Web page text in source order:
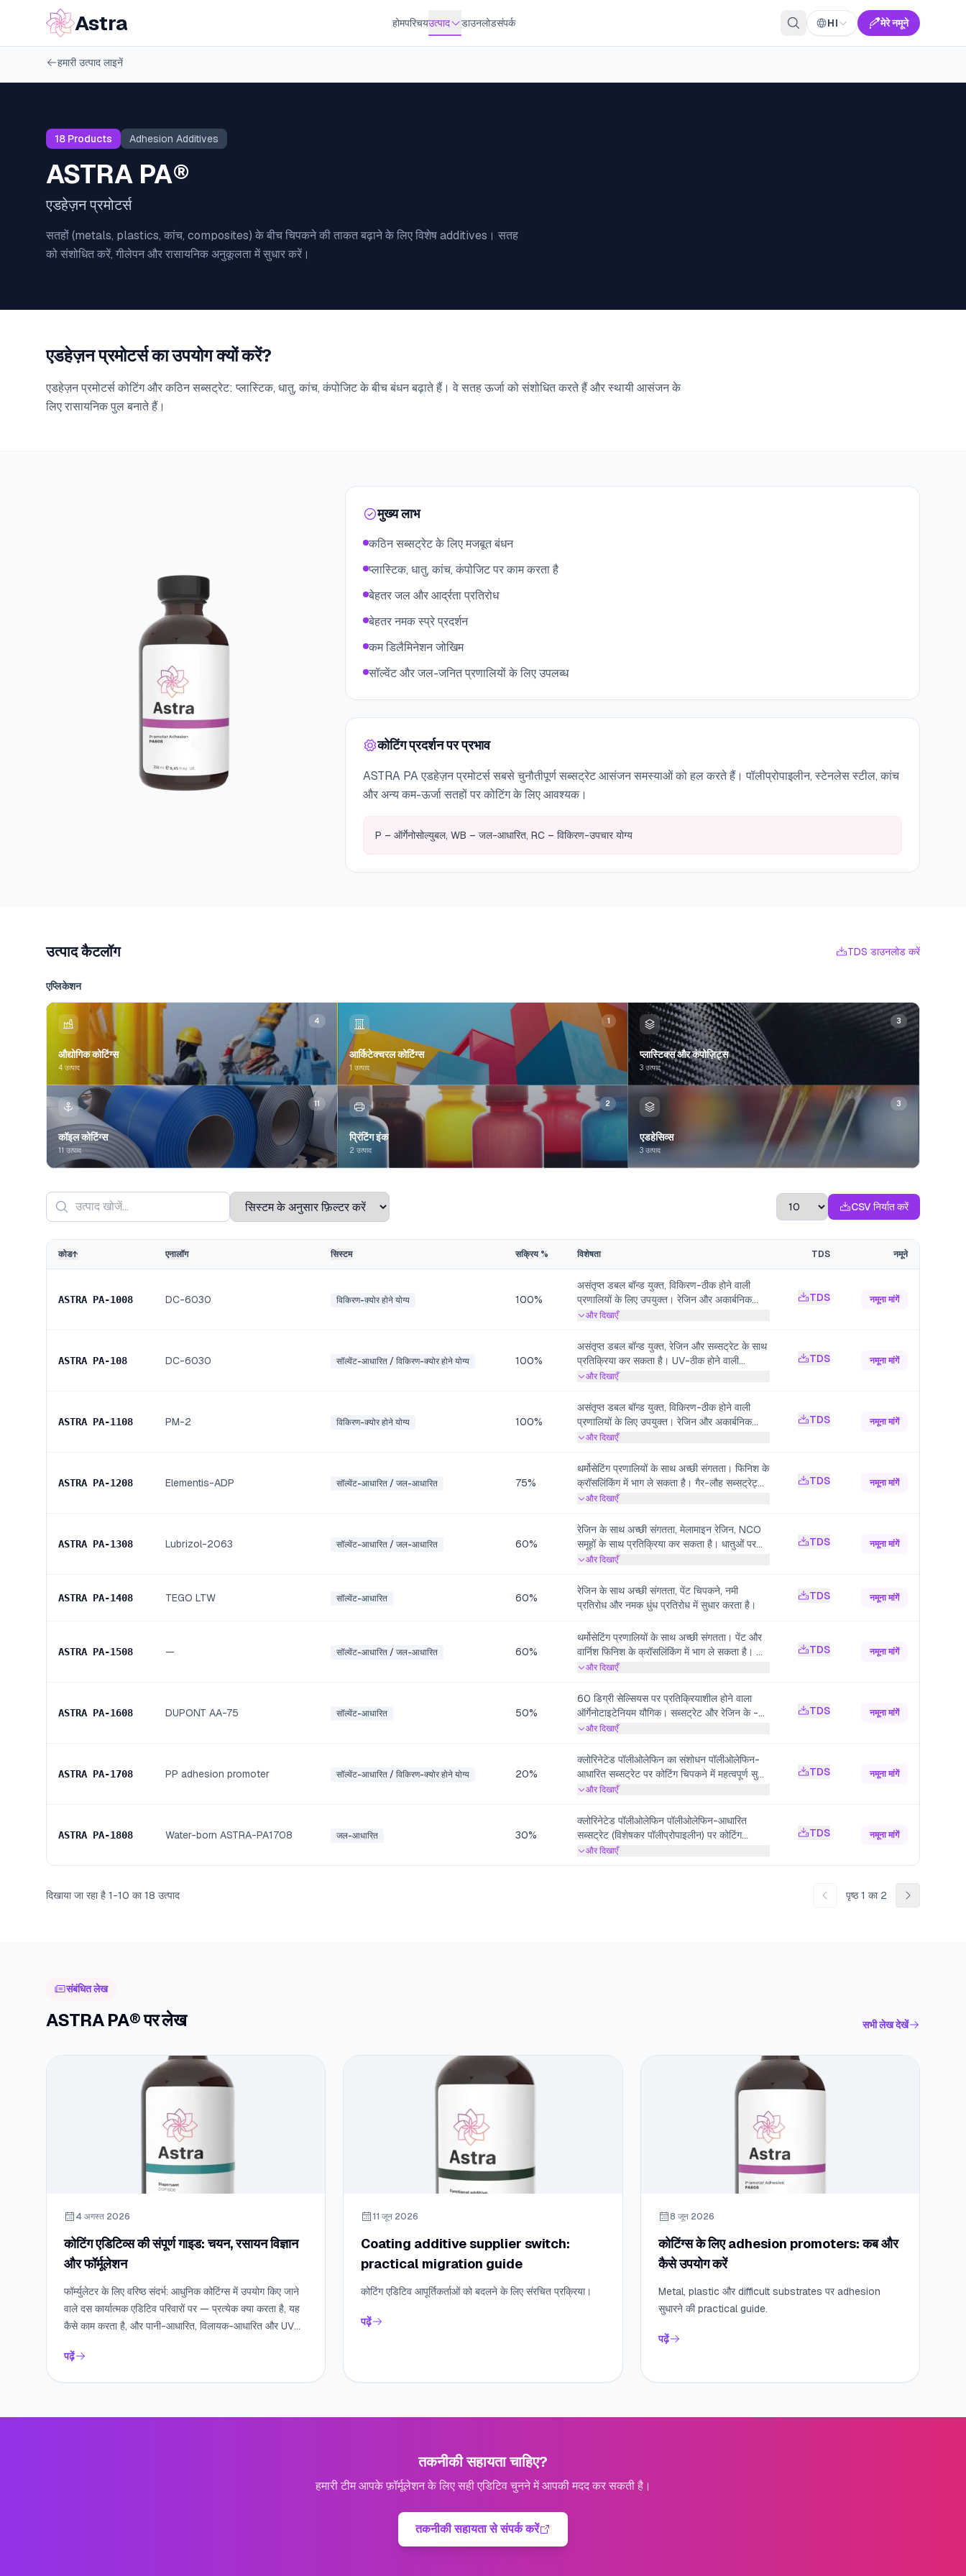
Astra होमपरिचयउत्पाद डाउनलोडसंपर्क HI मेरे नमूने
हमारी उत्पाद लाइनें
18 Products Adhesion Additives
ASTRA PA®
एडहेज़न प्रमोटर्स
सतहों (metals, plastics, कांच, composites) के बीच चिपकने की ताकत बढ़ाने के लिए विशेष additives। सतह
को संशोधित करें, गीलेपन और रासायनिक अनुकूलता में सुधार करें।
एडहेज़न प्रमोटर्स का उपयोग क्यों करें?
एडहेज़न प्रमोटर्स कोटिंग और कठिन सब्सट्रेट: प्लास्टिक, धातु, कांच, कंपोजिट के बीच बंधन बढ़ाते हैं। वे सतह ऊर्जा को संशोधित करते हैं और स्थायी आसंजन के
लिए रासायनिक पुल बनाते हैं।
मुख्य लाभ
कठिन सब्सट्रेट के लिए मजबूत बंधन
प्लास्टिक, धातु, कांच, कंपोजिट पर काम करता है
बेहतर जल और आर्द्रता प्रतिरोध
बेहतर नमक स्प्रे प्रदर्शन
कम डिलैमिनेशन जोखिम
सॉल्वेंट और जल-जनित प्रणालियों के लिए उपलब्ध
कोटिंग प्रदर्शन पर प्रभाव
ASTRA PA एडहेज़न प्रमोटर्स सबसे चुनौतीपूर्ण सब्सट्रेट आसंजन समस्याओं को हल करते हैं। पॉलीप्रोपाइलीन, स्टेनलेस स्टील, कांच
और अन्य कम-ऊर्जा सतहों पर कोटिंग के लिए आवश्यक।
P – ऑर्गेनोसोल्युबल, WB – जल-आधारित, RC – विकिरण-उपचार योग्य
उत्पाद कैटलॉग TDS डाउनलोड करें
एप्लिकेशन
4
औद्योगिक कोटिंग्स
4 उत्पाद
1
आर्किटेक्चरल कोटिंग्स
1 उत्पाद
3
प्लास्टिक्स और कंपोज़िट्स
3 उत्पाद
11
कॉइल कोटिंग्स
11 उत्पाद
2
प्रिंटिंग इंक
2 उत्पाद
3
एडहेसिव्स
3 उत्पाद
CSV निर्यात करें
कोड↑ एनालॉग सिस्टम सक्रिय % विशेषता TDS नमूने
ASTRA PA-1008 DC-6030 विकिरण-क्योर होने योग्य 100%
असंतृप्त डबल बॉन्ड युक्त, विकिरण-ठीक होने वाली
प्रणालियों के लिए उपयुक्त। रेजिन और अकार्बनिक
सब्सट्रेट के साथ प्रतिक्रिया करता है। चिपकने, नमी
करता है।
और दिखाएँ
TDS नमूना मांगें
ASTRA PA-108 DC-6030 सॉल्वेंट-आधारित / विकिरण-क्योर होने योग्य 100%
असंतृप्त डबल बॉन्ड युक्त, रेजिन और सब्सट्रेट के साथ
प्रतिक्रिया कर सकता है। UV-ठीक होने वाली
प्रणालियों के क्रॉसलिंकिंग में भाग ले सकता है। पेंट की
लिए उपयोग किया जाता है।
और दिखाएँ
TDS नमूना मांगें
ASTRA PA-1108 PM-2 विकिरण-क्योर होने योग्य 100%
असंतृप्त डबल बॉन्ड युक्त, विकिरण-ठीक होने वाली
प्रणालियों के लिए उपयुक्त। रेजिन और अकार्बनिक
सब्सट्रेट के साथ प्रतिक्रिया करता है। नमी प्रतिरोध,
है।
और दिखाएँ
TDS नमूना मांगें
ASTRA PA-1208 Elementis-ADP सॉल्वेंट-आधारित / जल-आधारित 75%
थर्मोसेटिंग प्रणालियों के साथ अच्छी संगतता। फिनिश के
क्रॉसलिंकिंग में भाग ले सकता है। गैर-लौह सब्सट्रेट्स
पर चिपकने को बढ़ावा देता है, प्रभाव प्रतिरोध और
और दिखाएँ
TDS नमूना मांगें
ASTRA PA-1308 Lubrizol-2063 सॉल्वेंट-आधारित / जल-आधारित 60%
रेजिन के साथ अच्छी संगतता, मेलामाइन रेजिन, NCO
समूहों के साथ प्रतिक्रिया कर सकता है। धातुओं पर
चिपकने, नमी प्रतिरोध और नमक धुंध प्रतिरोध में
और दिखाएँ
TDS नमूना मांगें
ASTRA PA-1408 TEGO LTW सॉल्वेंट-आधारित 60%
रेजिन के साथ अच्छी संगतता, पेंट चिपकने, नमी
प्रतिरोध और नमक धुंध प्रतिरोध में सुधार करता है।
TDS नमूना मांगें
ASTRA PA-1508 — सॉल्वेंट-आधारित / जल-आधारित 60%
थर्मोसेटिंग प्रणालियों के साथ अच्छी संगतता। पेंट और
वार्निश फिनिश के क्रॉसलिंकिंग में भाग ले सकता है। धातु
सब्सट्रेट पर चिपकने को बढ़ावा देता है, प्रभाव प्रतिरोध
और दिखाएँ
TDS नमूना मांगें
ASTRA PA-1608 DUPONT AA-75 सॉल्वेंट-आधारित 50%
60 डिग्री सेल्सियस पर प्रतिक्रियाशील होने वाला
ऑर्गेनोटाइटेनियम यौगिक। सब्सट्रेट और रेजिन के -
COOH और -OH समूहों के साथ प्रतिक्रिया करता
है।
और दिखाएँ
TDS नमूना मांगें
ASTRA PA-1708 PP adhesion promoter सॉल्वेंट-आधारित / विकिरण-क्योर होने योग्य 20%
क्लोरिनेटेड पॉलीओलेफिन का संशोधन पॉलीओलेफिन-
आधारित सब्सट्रेट पर कोटिंग चिपकने में महत्वपूर्ण सुधार
करता है, नमी प्रतिरोध और नमक धुंध प्रतिरोध में सुधार
और दिखाएँ
TDS नमूना मांगें
ASTRA PA-1808 Water-born ASTRA-PA1708 जल-आधारित 30%
क्लोरिनेटेड पॉलीओलेफिन पॉलीओलेफिन-आधारित
सब्सट्रेट (विशेषकर पॉलीप्रोपाइलीन) पर कोटिंग
चिपकने में महत्वपूर्ण वृद्धि करता है। नमी प्रतिरोध और
नमक धुंध प्रतिरोध बढ़ाता है।
और दिखाएँ
TDS नमूना मांगें
दिखाया जा रहा है 1-10 का 18 उत्पाद पृष्ठ 1 का 2
संबंधित लेख
ASTRA PA® पर लेख सभी लेख देखें
4 अगस्त 2026
कोटिंग एडिटिव्स की संपूर्ण गाइड: चयन, रसायन विज्ञान
और फॉर्मूलेशन
फॉर्म्युलेटर के लिए वरिष्ठ संदर्भ: आधुनिक कोटिंग्स में उपयोग किए जाने
वाले दस कार्यात्मक एडिटिव परिवारों पर — प्रत्येक क्या करता है, यह
कैसे काम करता है, और पानी-आधारित, विलायक-आधारित और UV
पढ़ें
11 जून 2026
Coating additive supplier switch:
practical migration guide
कोटिंग एडिटिव आपूर्तिकर्ताओं को बदलने के लिए संरचित प्रक्रिया।
पढ़ें
8 जून 2026
कोटिंग्स के लिए adhesion promoters: कब और
कैसे उपयोग करें
Metal, plastic और difficult substrates पर adhesion
सुधारने की practical guide.
पढ़ें
तकनीकी सहायता चाहिए?
हमारी टीम आपके फ़ॉर्मूलेशन के लिए सही एडिटिव चुनने में आपकी मदद कर सकती है।
तकनीकी सहायता से संपर्क करें